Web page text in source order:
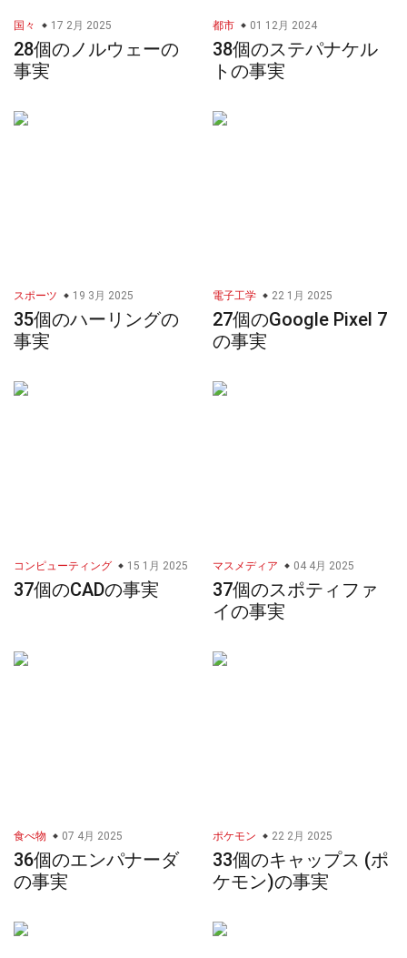
国々 17 2月 2025
28個のノルウェーの
事実
都市 01 12月 2024
38個のステパナケル
トの事実
スポーツ 19 3月 2025
35個のハーリングの
事実
電子工学 22 1月 2025
27個のGoogle Pixel 7
の事実
コンピューティング 15 1月 2025
37個のCADの事実
マスメディア 04 4月 2025
37個のスポティファ
イの事実
食べ物 07 4月 2025
36個のエンパナーダ
の事実
ポケモン 22 2月 2025
33個のキャップス (ポ
ケモン)の事実